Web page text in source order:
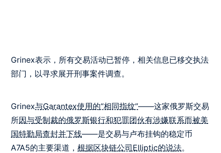
Grinex表示，所有交易活动已暂停，相关信息已移交执法
部门，以寻求展开刑事案件调查。
Grinex与Garantex使用的“相同指纹”——这家俄罗斯交易
所因与受制裁的俄罗斯银行和犯罪团伙有涉嫌联系而被美
国特勤局查封并下线——是交易与卢布挂钩的稳定币
A7A5的主要渠道，根据区块链公司Elliptic的说法。